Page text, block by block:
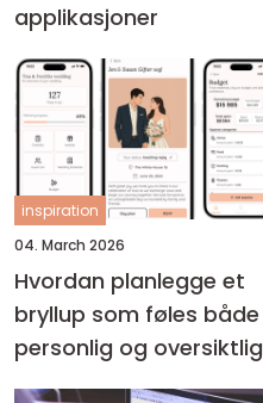
applikasjoner
inspiration
04. March 2026
Hvordan planlegge et
bryllup som føles både
personlig og oversiktlig